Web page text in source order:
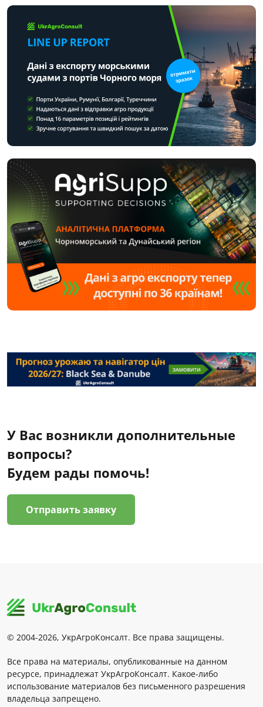
У Вас возникли дополнительные
вопросы?
Будем рады помочь!
Отправить заявку
© 2004-2026, УкрАгроКонсалт. Все права защищены.
Все права на материалы, опубликованные на данном
ресурсе, принадлежат УкрАгроКонсалт. Какое-либо
использование материалов без письменного разрешения
владельца запрещено.